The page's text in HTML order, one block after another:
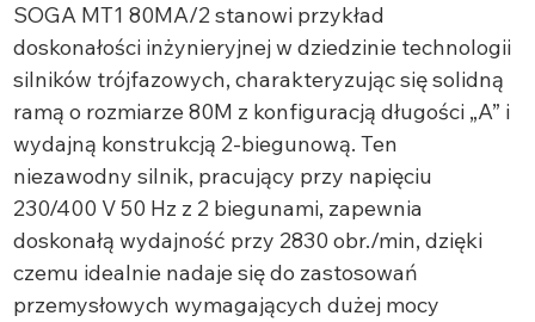
SOGA MT1 80MA/2 stanowi przykład
doskonałości inżynieryjnej w dziedzinie technologii
silników trójfazowych, charakteryzując się solidną
ramą o rozmiarze 80M z konfiguracją długości „A” i
wydajną konstrukcją 2-biegunową. Ten
niezawodny silnik, pracujący przy napięciu
230/400 V 50 Hz z 2 biegunami, zapewnia
doskonałą wydajność przy 2830 obr./min, dzięki
czemu idealnie nadaje się do zastosowań
przemysłowych wymagających dużej mocy